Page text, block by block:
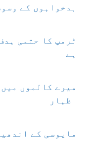
بدخواہوں کے
ٹرمپ کا حتمی
ہے
میرے کالموں میں
اظہار
مایوسی کے